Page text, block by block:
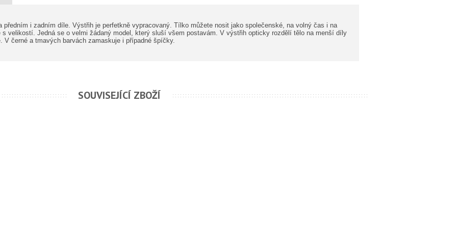
i zadním díle. Výstřih je perfetkně vypracovaný. Tílko můžete nosit jako společenské, na volný čas i na
s velikostí. Jedná se o velmi žádaný model, který sluší všem postavám. V výstřih opticky rozdělí tělo na menší díly
černé a tmavých barvách zamaskuje i případné špíčky.
SOUVISEJÍCÍ ZBOŽÍ